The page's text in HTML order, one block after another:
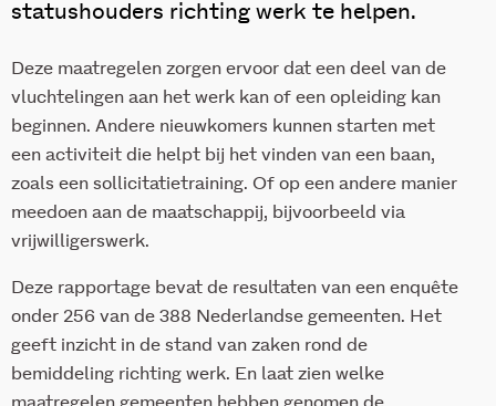
statushouders richting werk te helpen.
Deze maatregelen zorgen ervoor dat een deel van de
vluchtelingen aan het werk kan of een opleiding kan
beginnen. Andere nieuwkomers kunnen starten met
een activiteit die helpt bij het vinden van een baan,
zoals een sollicitatietraining. Of op een andere manier
meedoen aan de maatschappij, bijvoorbeeld via
vrijwilligerswerk.
Deze rapportage bevat de resultaten van een enquête
onder 256 van de 388 Nederlandse gemeenten. Het
geeft inzicht in de stand van zaken rond de
bemiddeling richting werk. En laat zien welke